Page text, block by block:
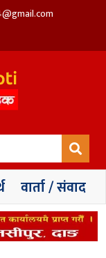
वार्ता / संवाद